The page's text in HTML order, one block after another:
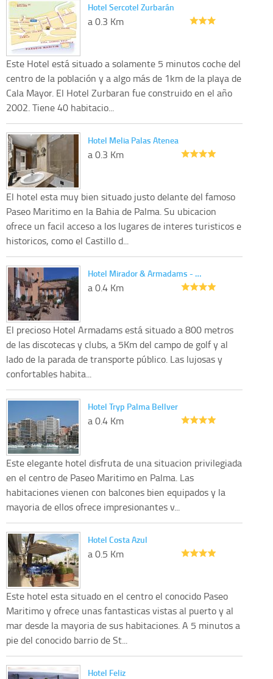
Hotel Sercotel Zurbarán
a 0.3 Km
Este Hotel está situado a solamente 5 minutos coche del
centro de la población y a algo más de 1km de la playa de
Cala Mayor. El Hotel Zurbaran fue construido en el año
2002. Tiene 40 habitacio...
Hotel Melia Palas Atenea
a 0.3 Km
El hotel esta muy bien situado justo delante del famoso
Paseo Maritimo en la Bahia de Palma. Su ubicacion
ofrece un facil acceso a los lugares de interes turisticos e
historicos, como el Castillo d...
Hotel Mirador & Armadams - …
a 0.4 Km
El precioso Hotel Armadams está situado a 800 metros
de las discotecas y clubs, a 5Km del campo de golf y al
lado de la parada de transporte público. Las lujosas y
confortables habita...
Hotel Tryp Palma Bellver
a 0.4 Km
Este elegante hotel disfruta de una situacion privilegiada
en el centro de Paseo Maritimo en Palma. Las
habitaciones vienen con balcones bien equipados y la
mayoria de ellos ofrece impresionantes v...
Hotel Costa Azul
a 0.5 Km
Este hotel esta situado en el centro el conocido Paseo
Maritimo y ofrece unas fantasticas vistas al puerto y al
mar desde la mayoria de sus habitaciones. A 5 minutos a
pie del conocido barrio de St...
Hotel Feliz